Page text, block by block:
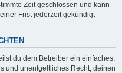
Zeit geschlossen und kann
Frist jederzeit gekündigt
du dem Betreiber ein einfaches,
und unentgeltliches Recht, deinen